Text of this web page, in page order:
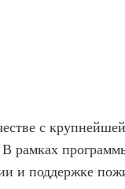
с
рамках
и поддержке